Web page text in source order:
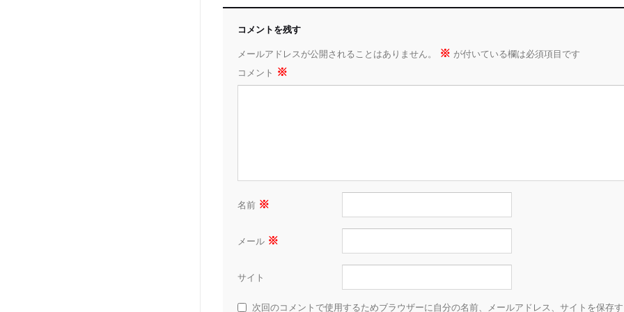
コメントを残す
メールアドレスが公開されることはありません。 ※ が付いている欄は必須項目です
コメント ※
名前 ※
メール ※
サイト
次回のコメントで使用するためブラウザーに自分の名前、メールアドレス、サイトを保存